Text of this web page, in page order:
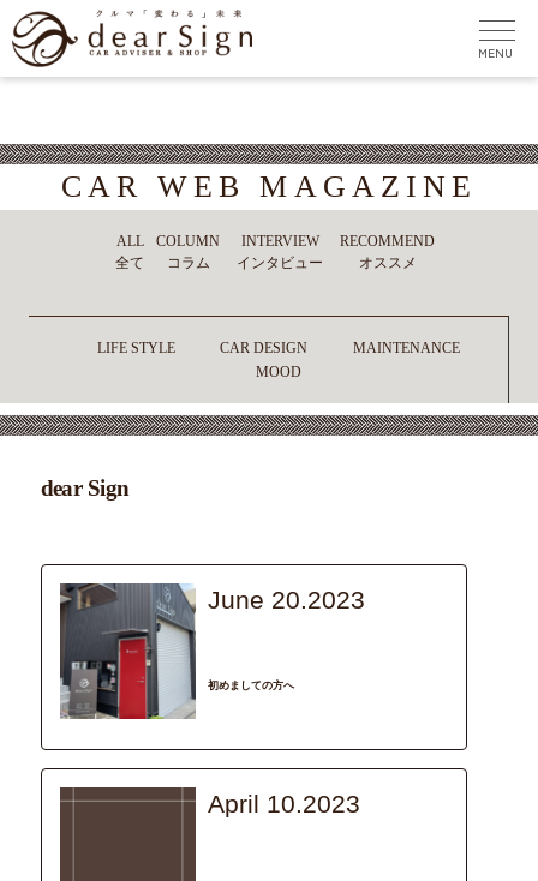
CAR WEB MAGAZINE
ALL
全て
COLUMN
コラム
INTERVIEW
インタビュー
RECOMMEND
オススメ
LIFE STYLE CAR DESIGN
MAINTENANCE
MOOD
dear Sign
June 20.2023
初めましての方へ
April 10.2023